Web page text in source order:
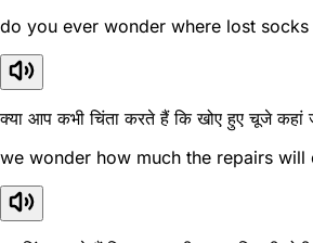
do you ever wonder where lost socks
क्या आप कभी चिंता करते हैं कि खोए हुए चूजे कहां
we wonder how much the repairs will